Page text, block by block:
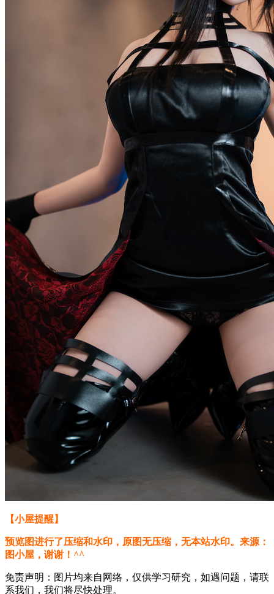
【小屋提醒】
预览图进行了压缩和水印，原图无压缩，无本站水印。来源：
图小屋，谢谢！^^
免责声明：图片均来自网络，仅供学习研究，如遇问题，请联
系我们，我们将尽快处理。